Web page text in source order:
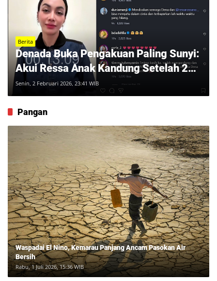
Berita
Denada Buka Pengakuan Paling Sunyi:
Akui Ressa Anak Kandung Setelah 24
Tahun Terpisah
Senin, 2 Februari 2026, 23:41 WIB
Pangan
Waspadai El Nino, Kemarau Panjang Ancam Pasokan Air
Bersih
Rabu, 1 Juli 2026, 15:36 WIB